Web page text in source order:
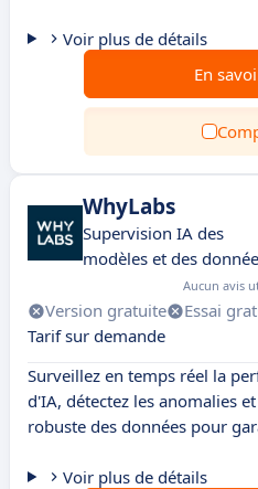
Voir plus de détails
En
WhyLabs
Supervision IA des
modèles et des
Aucun avis
Version gratuite Essai
Tarif sur demande
Surveillez en temps réel la
d'IA, détectez les anomalies
robuste des données pour
Voir plus de détails